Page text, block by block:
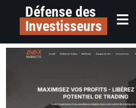
principalDéfense des
Investisseurs
alerte arnaque
markets colman